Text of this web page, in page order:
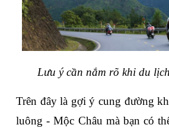
Lưu ý cần nắm rõ khi du
Trên đây là gợi ý cung đường
luông - Mộc Châu mà bạn có